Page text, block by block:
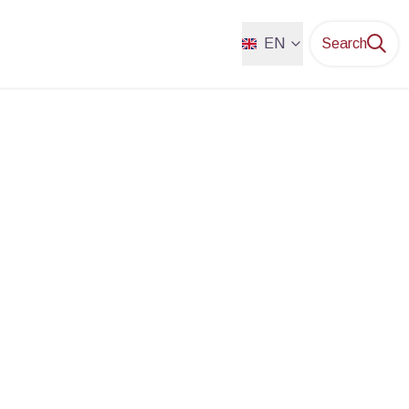
EN Search